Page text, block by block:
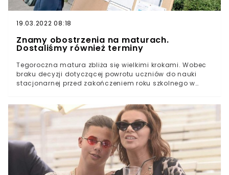
19.03.2022 08:18
Znamy obostrzenia na maturach.
Dostaliśmy również terminy
Tegoroczna matura zbliża się wielkimi krokami. Wobec
braku decyzji dotyczącej powrotu uczniów do nauki
stacjonarnej przed zakończeniem roku szkolnego w
pytanie redakcji WTV rzecznik prasowy MEiN Anna
Ostrowska wskazała, że procedury sanitarne dotyczące
matury 2021 zostały już uzgodnione z Głównym
Inspektoratem Sanitarnym.